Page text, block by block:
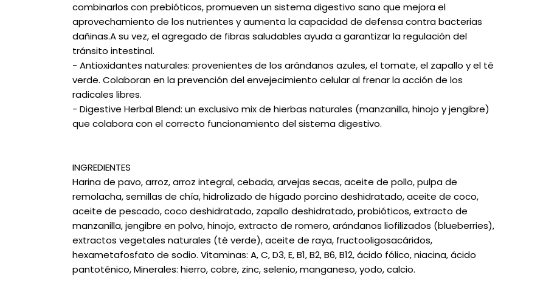
combinarlos con prebióticos, promueven un sistema digestivo sano que mejora el
aprovechamiento de los nutrientes y aumenta la capacidad de defensa contra bacterias
dañinas.A su vez, el agregado de fibras saludables ayuda a garantizar la regulación del
tránsito intestinal.
- Antioxidantes naturales: provenientes de los arándanos azules, el tomate, el zapallo y el té
verde. Colaboran en la prevención del envejecimiento celular al frenar la acción de los
radicales libres.
- Digestive Herbal Blend: un exclusivo mix de hierbas naturales (manzanilla, hinojo y jengibre)
que colabora con el correcto funcionamiento del sistema digestivo.
INGREDIENTES
Harina de pavo, arroz, arroz integral, cebada, arvejas secas, aceite de pollo, pulpa de
remolacha, semillas de chía, hidrolizado de hígado porcino deshidratado, aceite de coco,
aceite de pescado, coco deshidratado, zapallo deshidratado, probióticos, extracto de
manzanilla, jengibre en polvo, hinojo, extracto de romero, arándanos liofilizados (blueberries),
extractos vegetales naturales (té verde), aceite de raya, fructooligosacáridos,
hexametafosfato de sodio. Vitaminas: A, C, D3, E, B1, B2, B6, B12, ácido fólico, niacina, ácido
pantoténico, Minerales: hierro, cobre, zinc, selenio, manganeso, yodo, calcio.